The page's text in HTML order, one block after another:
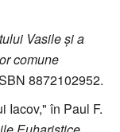
Vasile şi a
comune
8872102952.
Iacov," în Paul F.